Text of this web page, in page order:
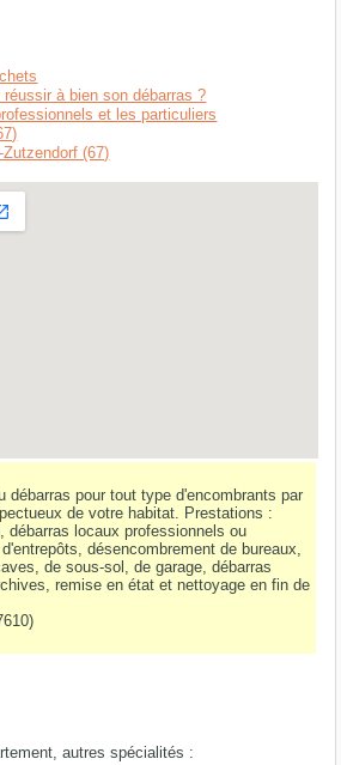
à bien son débarras ?
et les particuliers
Zutzendorf (67)
débarras pour tout type d'encombrants par
de votre habitat. Prestations :
débarras locaux professionnels ou
désencombrement de bureaux,
de sous-sol, de garage, débarras
remise en état et nettoyage en fin de
)
autres spécialités :